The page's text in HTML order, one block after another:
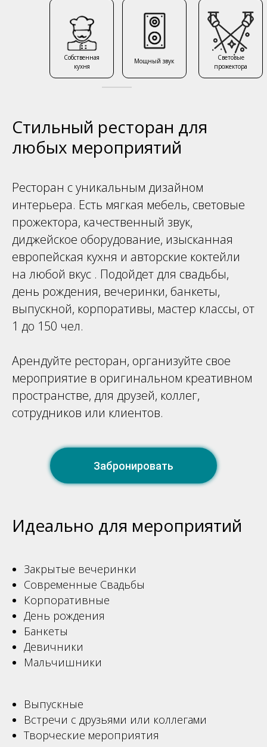
Собственная
кухня
Световые
прожектора
Мощный звук
Стильный ресторан для
любых мероприятий
Ресторан с уникальным дизайном
интерьера. Есть мягкая мебель, световые
прожектора, качественный звук,
диджейское оборудование, изысканная
европейская кухня и авторские коктейли
на любой вкус . Подойдет для свадьбы,
день рождения, вечеринки, банкеты,
выпускной, корпоративы, мастер классы, от
1 до 150 чел.
Арендуйте ресторан, организуйте свое
мероприятие в оригинальном креативном
пространстве, для друзей, коллег,
сотрудников или клиентов.
Забронировать
Идеально для мероприятий
Закрытые вечеринки
Современные Свадьбы
Корпоративные
День рождения
Банкеты
Девичники
Мальчишники
Выпускные
Встречи с друзьями или коллегами
Творческие мероприятия